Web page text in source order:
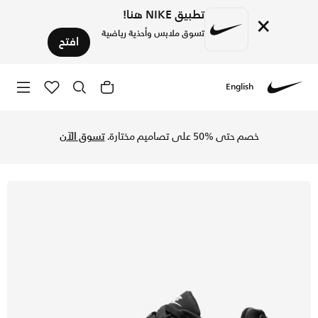
× تطبيق NIKE هنا!
تسوق ملابس وأحذية رياضية افتح
English
خصم حتى %50 على تصاميم مختارة. تسوق الآن